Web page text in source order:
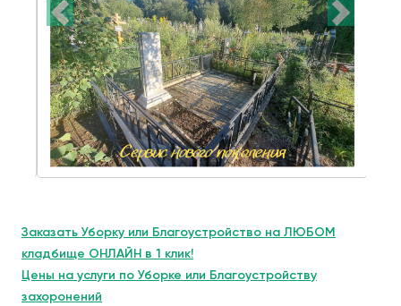
Заказать Уборку или Благоустройство на ЛЮБОМ
кладбище ОНЛАЙН в 1 клик!
Цены на услуги по Уборке или Благоустройству
захоронений